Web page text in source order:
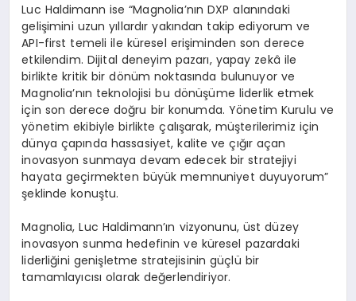
Luc Haldimann ise “Magnolia’nın DXP alanındaki
gelişimini uzun yıllardır yakından takip ediyorum ve
API-first temeli ile küresel erişiminden son derece
etkilendim. Dijital deneyim pazarı, yapay zekâ ile
birlikte kritik bir dönüm noktasında bulunuyor ve
Magnolia’nın teknolojisi bu dönüşüme liderlik etmek
için son derece doğru bir konumda. Yönetim Kurulu ve
yönetim ekibiyle birlikte çalışarak, müşterilerimiz için
dünya çapında hassasiyet, kalite ve çığır açan
inovasyon sunmaya devam edecek bir stratejiyi
hayata geçirmekten büyük memnuniyet duyuyorum”
şeklinde konuştu.
Magnolia, Luc Haldimann’ın vizyonunu, üst düzey
inovasyon sunma hedefinin ve küresel pazardaki
liderliğini genişletme stratejisinin güçlü bir
tamamlayıcısı olarak değerlendiriyor.